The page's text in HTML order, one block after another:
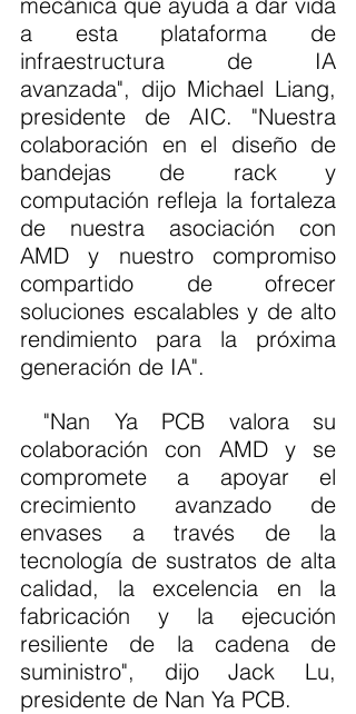
a esta plataforma de
infraestructura de IA
avanzada", dijo Michael Liang,
presidente de AIC. "Nuestra
colaboración en el diseño de
bandejas de rack y
computación refleja la fortaleza
de nuestra asociación con
AMD y nuestro compromiso
compartido de ofrecer
soluciones escalables y de alto
rendimiento para la próxima
generación de IA".
colaboración con AMD y se
compromete a apoyar el
crecimiento avanzado de
envases a través de la
tecnología de sustratos de alta
calidad, la excelencia en la
fabricación y la ejecución
resiliente de la cadena de
suministro", dijo Jack Lu,
presidente de Nan Ya PCB.